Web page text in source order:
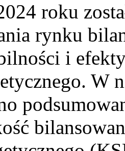
roku
rynku
i
W